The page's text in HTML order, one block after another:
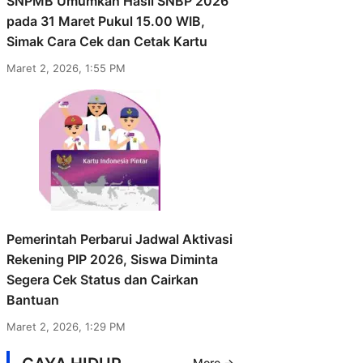
pada 31 Maret Pukul 15.00 WIB,
Simak Cara Cek dan Cetak Kartu
Maret 2, 2026, 1:55 PM
Pemerintah Perbarui Jadwal Aktivasi
Rekening PIP 2026, Siswa Diminta
Segera Cek Status dan Cairkan
Bantuan
Maret 2, 2026, 1:29 PM